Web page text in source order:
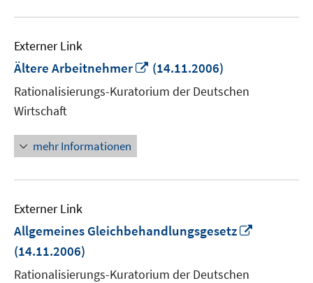
Externer Link
Ältere Arbeitnehmer
In
neuem
Fenster
(14.11.2006)
Rationalisierungs-Kuratorium der Deutschen
Wirtschaft
mehr Informationen
Externer Link
Allgemeines Gleichbehandlungsgesetz
(14.11.2006)
Rationalisierungs-Kuratorium der Deutschen